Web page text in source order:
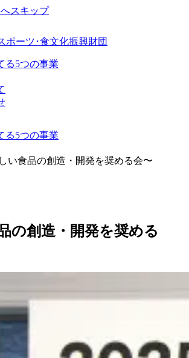
スキップ
ポーツ･食文化振興財団
る5つの事業
る5つの事業
い食品の創造・開発を奨める会〜
の創造・開発を奨める